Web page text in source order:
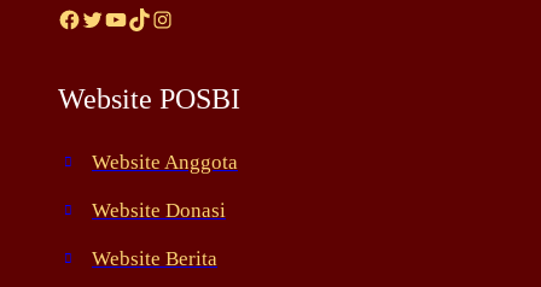
Facebook Twitter YouTube TikTok Instagram
Website POSBI
Website Anggota
Website Donasi
Website Berita